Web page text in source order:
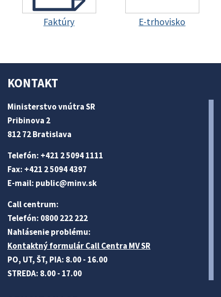
Faktúry E-trhovisko
KONTAKT
Ministerstvo vnútra SR
Pribinova 2
812 72 Bratislava
Telefón: +421 2 5094 1111
Fax: +421 2 5094 4397
E-mail: public@minv.sk
Call centrum:
Telefón: 0800 222 222
Nahlásenie problému:
Kontaktný formulár Call Centra MV SR
PO, UT, ŠT, PIA: 8.00 - 16.00
STREDA: 8.00 - 17.00